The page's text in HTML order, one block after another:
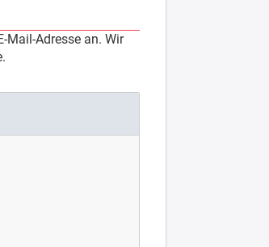
Mail-Adresse an. Wir